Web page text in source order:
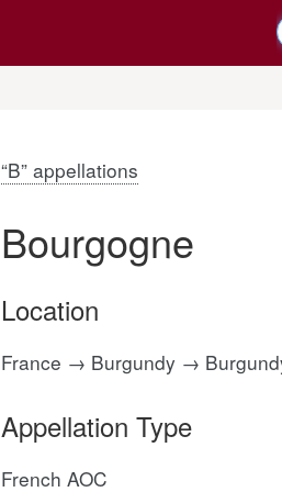
“B” appellations
Bourgogne
Location
France → Burgundy →
Appellation Type
French AOC